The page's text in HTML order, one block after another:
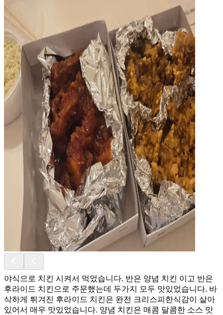
야식으로 치킨 시켜서 먹었습니다. 반은 양념 치킨 이고 반은
후라이드 치킨으로 주문했는데 두가지 모두 맛있었습니다. 바
삭하게 튀겨진 후라이드 치킨은 완전 크리스피한식감이 살아
있어서 매우 맛있었습니다. 양념 치킨은 매콤 달콤한 소스 맛